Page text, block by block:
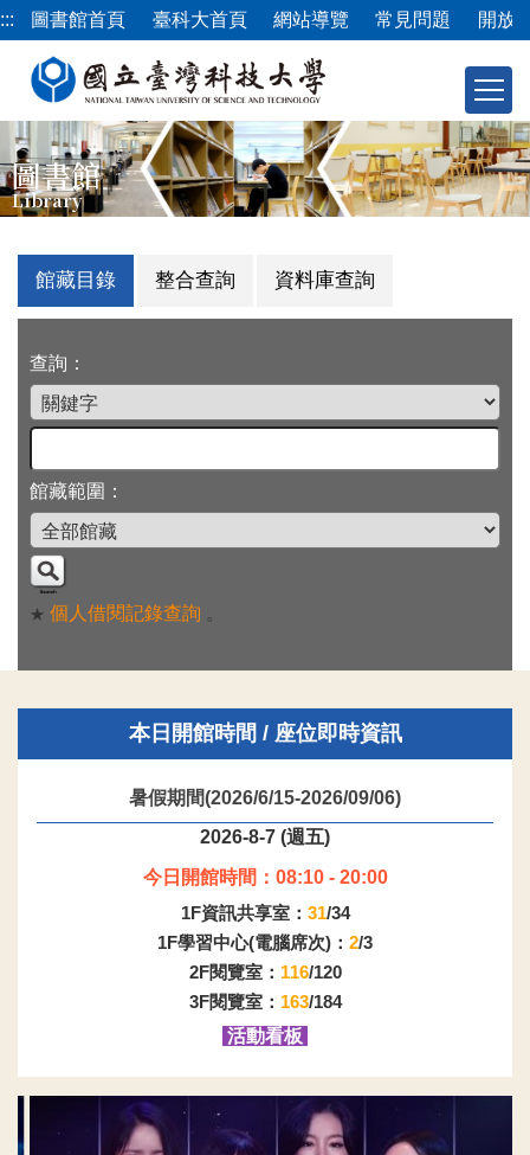
跳
到
內
容
區
::: 圖書館首頁 臺科大首頁 網站導覽 常見問題 開放
圖書館
Library
館藏目錄 整合查詢 資料庫查詢
查詢：
館藏範圍：
★ 個人借閱記錄查詢 。
本日開館時間 / 座位即時資訊
暑假期間(2026/6/15-2026/09/06)
2026-8-7 (週五)
今日開館時間：08:10 - 20:00
1F資訊共享室： 31/34
1F學習中心(電腦席次)： 2/3
2F閱覽室： 116/120
3F閱覽室： 163/184
活動看板